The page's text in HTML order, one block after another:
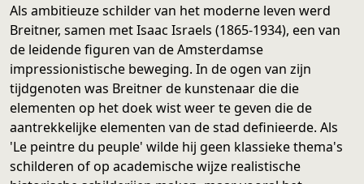
Als ambitieuze schilder van het moderne leven werd
Breitner, samen met Isaac Israels (1865-1934), een van
de leidende figuren van de Amsterdamse
impressionistische beweging. In de ogen van zijn
tijdgenoten was Breitner de kunstenaar die die
elementen op het doek wist weer te geven die de
aantrekkelijke elementen van de stad definieerde. Als
'Le peintre du peuple' wilde hij geen klassieke thema's
schilderen of op academische wijze realistische